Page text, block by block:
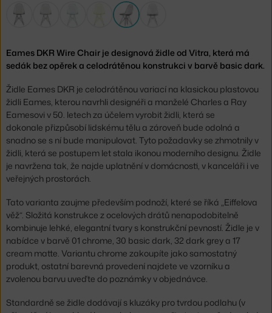
Eames DKR Wire Chair je designová židle od Vitra, která má
sedák bez opěrek a celodrátěnou konstrukci v barvě basic dark.
Židle Eames DKR je celodrátěnou variací na klasickou plastovou
židli Eames, kterou navrhli designéři a manželé Charles a Ray
Eamesovi v 50. letech za účelem vyrobit židli, která se
dokonale přizpůsobí lidskému tělu a zároveň bude odolná a
snadno se s ní bude manipulovat. Tyto požadavky se zhmotnily v
židli, která se postupem let stala ikonou moderního designu. Židle
je navržena tak, že najde uplatnění v domácnosti, v kanceláři i ve
veřejných prostorách.
Tato varianta zaujme především podnoží, které se říká „Eiffelova
věž“. Složitá konstrukce z ocelových drátů nenapodobitelně
kombinuje lehké, elegantní tvary s konstrukční pevností. Židle je v
nabídce v barvě 01 chrome, 30 basic dark, 32 dark grey a 17
cream matte. Variantu chrome zakoupíte jako samostatný
produkt, ostatní barevná provedení najdete ve vzorníku a
zvolenou barvu uveďte do poznámky v objednávce.
Standardně se židle dodávají s kluzáky pro tvrdou podlahu (v